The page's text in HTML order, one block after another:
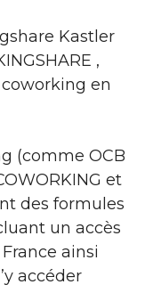
Kastler
,
en
(comme OCB
et
des formules
un accès
ainsi
accéder